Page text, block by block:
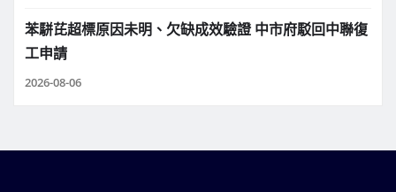
苯駢芘超標原因未明、欠缺成效驗證 中市府駁回中聯復
工申請
2026-08-06